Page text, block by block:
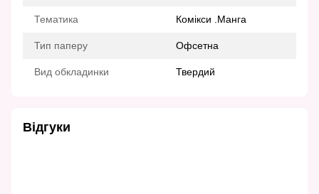
Тематика Комікси .Манга
Тип паперу Офсетна
Вид обкладинки Твердий
Відгуки